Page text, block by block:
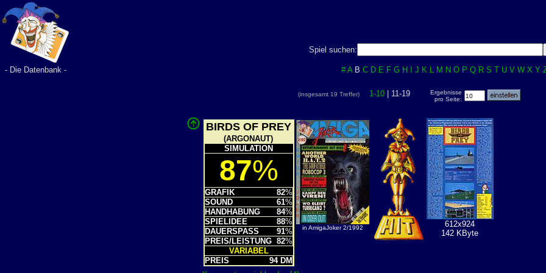
Spiel suchen:
# A B C D E F G H J K L M N O P Q R S T U V W X Y
- Die Datenbank -
(insgesamt 19 Treffer) 1-10 | 11-19
Ergebnisse
pro Seite:
BIRDS OF PREY
(ARGONAUT)
SIMULATION
87%
GRAFIK 82%
SOUND
61%
HANDHABUNG
84%
SPIELIDEE
88%
DAUERSPASS
91%
PREIS/LEISTUNG82%
VARIABEL
PREIS
94 DM
in AmigaJoker 2/1992
612x924
142 KByte